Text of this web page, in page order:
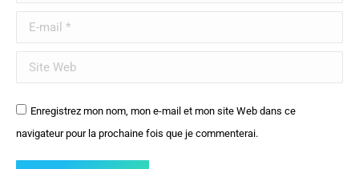
E-mail *
Site Web
Enregistrez mon nom, mon e-mail et mon site Web dans ce
navigateur pour la prochaine fois que je commenterai.